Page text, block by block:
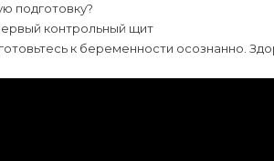
подготовку?
контрольный щит
к беременности осознанно.